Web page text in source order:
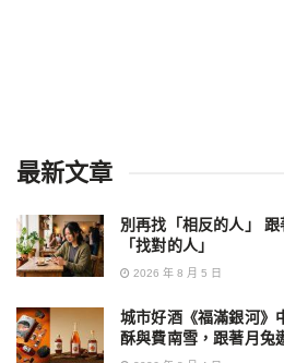
最新文章
別再找「相反的人」
「找對的人」
2026 年 8 月 5 日
城市好酒《福滿銀河》
酥與費南雪，跟著月兔